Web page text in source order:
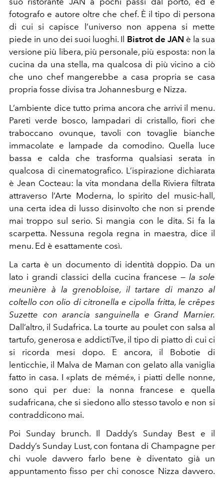
fotografo e autore oltre che chef. È il tipo di persona
di cui si capisce l’universo non appena si mette
piede in uno dei suoi luoghi. Il Bistrot de JAN è la sua
versione più libera, più personale, più esposta: non la
cucina da una stella, ma qualcosa di più vicino a ciò
che uno chef mangerebbe a casa propria se casa
propria fosse divisa tra Johannesburg e Nizza.
L’ambiente dice tutto prima ancora che arrivi il menu.
Pareti verde bosco, lampadari di cristallo, fiori che
traboccano ovunque, tavoli con tovaglie bianche
immacolate e lampade da comodino. Quella luce
bassa e calda che trasforma qualsiasi serata in
qualcosa di cinematografico. L’ispirazione dichiarata
è Jean Cocteau: la vita mondana della Riviera filtrata
attraverso l’Arte Moderna, lo spirito del music-hall,
una certa idea di lusso disinvolto che non si prende
mai troppo sul serio. Si mangia con le dita. Si fa la
scarpetta. Nessuna regola regna in maestra, dice il
menu. Ed è esattamente così.
La carta è un documento di identità doppio. Da un
lato i grandi classici della cucina francese — la sole
meunière à la grenobloise, il tartare di manzo al
coltello con olio di citronella e cipolla fritta, le crêpes
Suzette con arancia sanguinella e Grand Marnier.
Dall’altro, il Sudafrica. La tourte au poulet con salsa al
tartufo, generosa e addictiTve, il tipo di piatto di cui ci
si ricorda mesi dopo. E ancora, il Bobotie di
lenticchie, il Malva de Maman con gelato alla vaniglia
fatto in casa. I «plats de mémé», i piatti delle nonne,
sono qui per due: la nonna francese e quella
sudafricana, che si siedono allo stesso tavolo e non si
contraddicono mai.
Poi Sunday brunch. Il Daddy’s Sunday Best e il
Daddy’s Sunday Lust, con fontana di Champagne per
chi vuole davvero farlo bene è diventato già un
appuntamento fisso per chi conosce Nizza davvero.